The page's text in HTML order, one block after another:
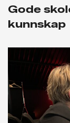
Gode
kunnskap